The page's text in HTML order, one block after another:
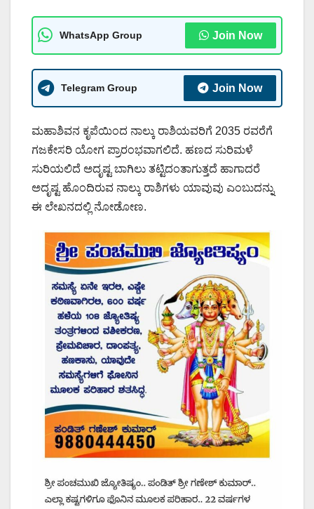
WhatsApp Group Join Now
Telegram Group Join Now
ಮಹಾಶಿವನ ಕೃಪೆಯಿಂದ ನಾಲ್ಕು ರಾಶಿಯವರಿಗೆ 2035 ರವರೆಗೆ
ಗಜಕೇಸರಿ ಯೋಗ ಪ್ರಾರಂಭವಾಗಲಿದೆ. ಹಣದ ಸುರಿಮಳೆ
ಸುರಿಯಲಿದೆ ಅದೃಷ್ಟ ಬಾಗಿಲು ತಟ್ಟಿದಂತಾಗುತ್ತದೆ ಹಾಗಾದರೆ
ಅದೃಷ್ಟ ಹೊಂದಿರುವ ನಾಲ್ಕು ರಾಶಿಗಳು ಯಾವುವು ಎಂಬುದನ್ನು
ಈ ಲೇಖನದಲ್ಲಿ ನೋಡೋಣ.